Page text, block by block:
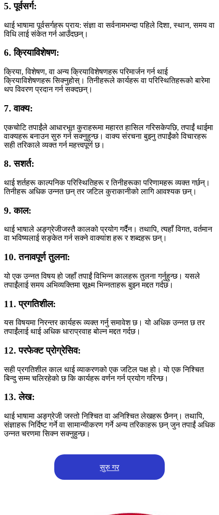
5. पूर्वसर्ग:
थाई भाषामा पूर्वसर्गहरू प्राय: संज्ञा वा सर्वनामभन्दा पहिले दिशा, स्थान, समय वा
विधि लाई संकेत गर्न आउँदछन्।
6. क्रियाविशेषण:
क्रिया, विशेषण, वा अन्य क्रियाविशेषणहरू परिमार्जन गर्न थाई
क्रियाविशेषणहरू सिक्नुहोस्। तिनीहरूले कार्यहरू वा परिस्थितिहरूको बारेमा
थप विवरण प्रदान गर्न सक्दछन्।
7. वाक्य:
एकचोटि तपाईंले आधारभूत कुराहरूमा महारत हासिल गरिसकेपछि, तपाईं थाईमा
वाक्यहरू बनाउन सुरु गर्न सक्नुहुन्छ। वाक्य संरचना बुझ्नु तपाईंको विचारहरू
सही तरिकाले व्यक्त गर्न महत्त्वपूर्ण छ।
8. सशर्त:
थाई शर्तहरू काल्पनिक परिस्थितिहरू र तिनीहरूका परिणामहरू व्यक्त गर्छन्।
तिनीहरू अधिक उन्नत छन् तर जटिल कुराकानीको लागि आवश्यक छन्।
9. काल:
थाई भाषाले अङ्ग्रेजीजस्तै कालको प्रयोग गर्दैन। तथापि, त्यहाँ विगत, वर्तमान
वा भविष्यलाई सङ्केत गर्न सक्ने वाक्यांश हरू र शब्दहरू छन्।
10. तनावपूर्ण तुलना:
यो एक उन्नत विषय हो जहाँ तपाईं विभिन्न कालहरू तुलना गर्नुहुन्छ। यसले
तपाईंलाई समय अभिव्यक्तिमा सूक्ष्म भिन्नताहरू बुझ्न मद्दत गर्दछ।
11. प्रगतिशील:
यस विषयमा निरन्तर कार्यहरू व्यक्त गर्नु समावेश छ। यो अधिक उन्नत छ तर
तपाईंलाई थाई अधिक धाराप्रवाह बोल्न मद्दत गर्दछ।
12. परफेक्ट प्रोग्रेसिव:
सही प्रगतिशील काल थाई व्याकरणको एक जटिल पक्ष हो। यो एक निश्चित
बिन्दु सम्म चलिरहेको छ कि कार्यहरू वर्णन गर्न प्रयोग गरिन्छ।
13. लेख:
थाई भाषामा अङ्ग्रेजी जस्तो निश्चित वा अनिश्चित लेखहरू छैनन्। तथापि,
संज्ञाहरू निर्दिष्ट गर्ने वा सामान्यीकरण गर्ने अन्य तरिकाहरू छन् जुन तपाईं अधिक
उन्नत चरणमा सिक्न सक्नुहुन्छ।
सुरु गर